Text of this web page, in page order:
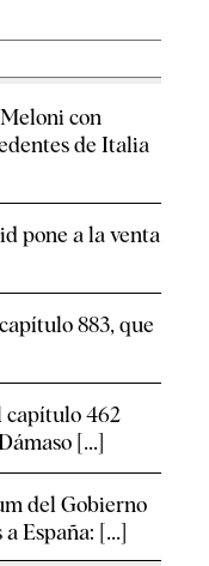
con
de Italia
pone a la venta
883, que
capítulo 462
[...]
del Gobierno
España: [...]